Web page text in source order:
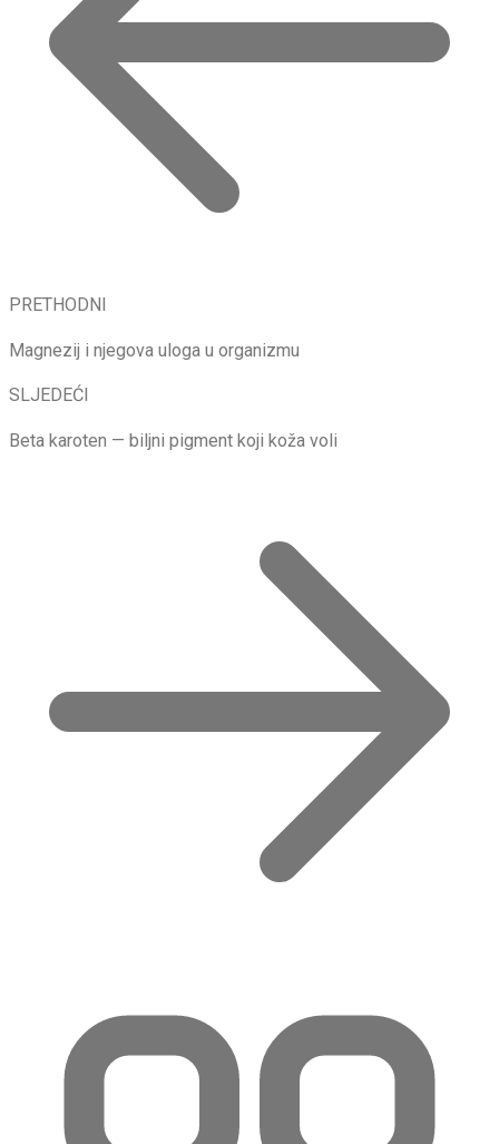
PRETHODNI
Magnezij i njegova uloga u organizmu
SLJEDEĆI
Beta karoten — biljni pigment koji koža voli